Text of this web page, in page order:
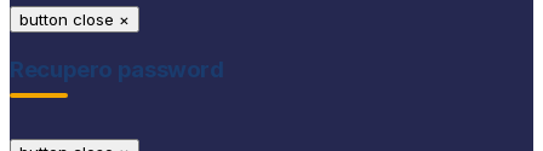
button close ×
Recupero password